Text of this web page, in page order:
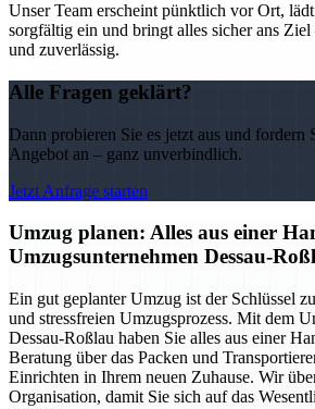
Unser Team erscheint pünktlich vor Ort,
sorgfältig ein und bringt alles sicher ans
und zuverlässig.
Alle Fragen geklärt?
Dann probieren Sie es jetzt aus und fordern
Angebot an – ganz unverbindlich.
Jetzt Anfrage starten
Umzug planen: Alles aus einer
Umzugsunternehmen Dessau-
Ein gut geplanter Umzug ist der Schlüssel
und stressfreien Umzugsprozess. Mit dem
Dessau-Roßlau haben Sie alles aus einer
Beratung über das Packen und
Einrichten in Ihrem neuen Zuhause. Wir
Organisation, damit Sie sich auf das